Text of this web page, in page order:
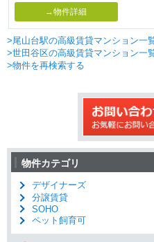
→物件詳細
>尾山台駅の高級賃貸マンション一
>世田谷区の高級賃貸マンション一
>物件を再検索する
物件カテゴリ
デザイナーズ
分譲賃貸
SOHO
ペット飼育可